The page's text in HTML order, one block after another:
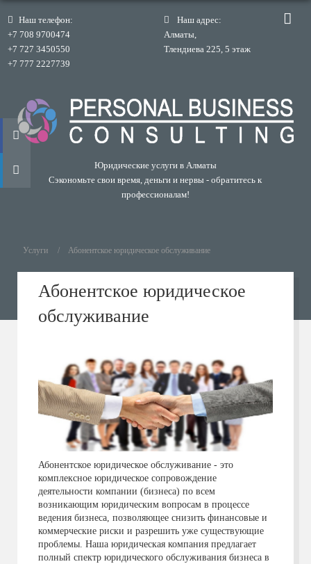
Наш телефон:
+7 708 9700474
+7 727 3450550
+7 777 2227739
Наш адрес:
Алматы,
Тлендиева 225, 5 этаж
Юридические услуги в Алматы
Сэкономьте свои время, деньги и нервы - обратитесь к
профессионалам!
Услуги Абонентское юридическое обслуживание
Абонентское юридическое
обслуживание
Абонентское юридическое обслуживание - это
комплексное юридическое сопровождение
деятельности компании (бизнеса) по всем
возникающим юридическим вопросам в процессе
ведения бизнеса, позволяющее снизить финансовые и
коммерческие риски и разрешить уже существующие
проблемы. Наша юридическая компания предлагает
полный спектр юридического обслуживания бизнеса в